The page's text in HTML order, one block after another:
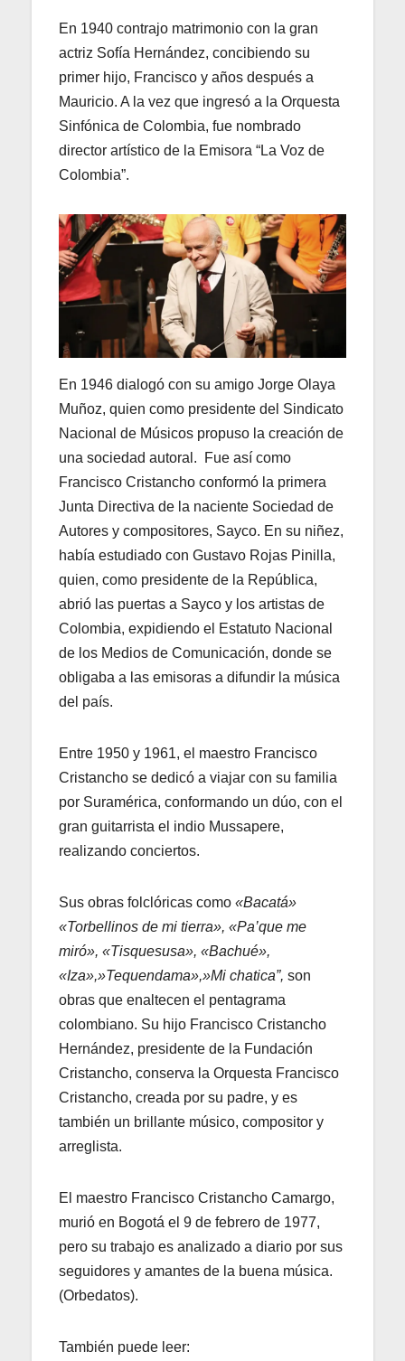
En 1940 contrajo matrimonio con la gran
actriz Sofía Hernández, concibiendo su
primer hijo, Francisco y años después a
Mauricio. A la vez que ingresó a la Orquesta
Sinfónica de Colombia, fue nombrado
director artístico de la Emisora “La Voz de
Colombia”.
En 1946 dialogó con su amigo Jorge Olaya
Muñoz, quien como presidente del Sindicato
Nacional de Músicos propuso la creación de
una sociedad autoral. Fue así como
Francisco Cristancho conformó la primera
Junta Directiva de la naciente Sociedad de
Autores y compositores, Sayco. En su niñez,
había estudiado con Gustavo Rojas Pinilla,
quien, como presidente de la República,
abrió las puertas a Sayco y los artistas de
Colombia, expidiendo el Estatuto Nacional
de los Medios de Comunicación, donde se
obligaba a las emisoras a difundir la música
del país.
Entre 1950 y 1961, el maestro Francisco
Cristancho se dedicó a viajar con su familia
por Suramérica, conformando un dúo, con el
gran guitarrista el indio Mussapere,
realizando conciertos.
Sus obras folclóricas como «Bacatá»
«Torbellinos de mi tierra», «Pa’que me
miró», «Tisquesusa», «Bachué»,
«Iza»,»Tequendama»,»Mi chatica”, son
obras que enaltecen el pentagrama
colombiano. Su hijo Francisco Cristancho
Hernández, presidente de la Fundación
Cristancho, conserva la Orquesta Francisco
Cristancho, creada por su padre, y es
también un brillante músico, compositor y
arreglista.
El maestro Francisco Cristancho Camargo,
murió en Bogotá el 9 de febrero de 1977,
pero su trabajo es analizado a diario por sus
seguidores y amantes de la buena música.
(Orbedatos).
También puede leer: